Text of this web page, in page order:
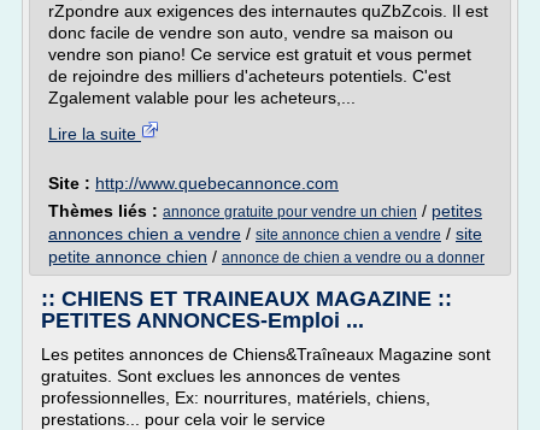
rZpondre aux exigences des internautes quZbZcois. Il est
donc facile de vendre son auto, vendre sa maison ou
vendre son piano! Ce service est gratuit et vous permet
de rejoindre des milliers d'acheteurs potentiels. C'est
Zgalement valable pour les acheteurs,...
Lire la suite
Site : http://www.quebecannonce.com
Thèmes liés : annonce gratuite pour vendre un chien / petites
annonces chien a vendre / site annonce chien a vendre / site
petite annonce chien / annonce de chien a vendre ou a donner
:: CHIENS ET TRAINEAUX MAGAZINE ::
PETITES ANNONCES-Emploi ...
Les petites annonces de Chiens&Traîneaux Magazine sont
gratuites. Sont exclues les annonces de ventes
professionnelles, Ex: nourritures, matériels, chiens,
prestations... pour cela voir le service